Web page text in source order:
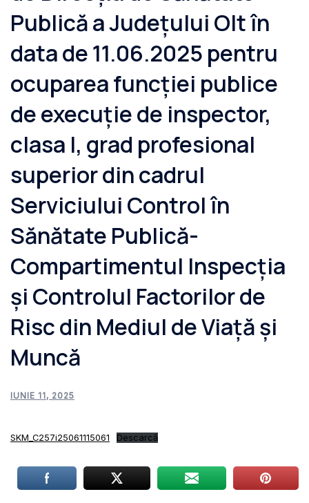
Publică a Județului Olt în
data de 11.06.2025 pentru
ocuparea funcției publice
de execuție de inspector,
clasa I, grad profesional
superior din cadrul
Serviciului Control în
Sănătate Publică-
Compartimentul Inspecția
și Controlul Factorilor de
Risc din Mediul de Viață și
Muncă
IUNIE 11, 2025
SKM_C257i25061115061 Descarcă